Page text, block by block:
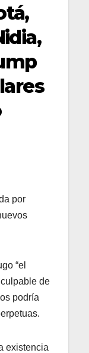
por
“el
de
podría
existencia